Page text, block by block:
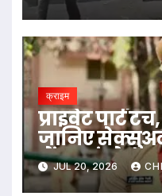
क्राइम
प्राइवेट पार्ट
जानिए
में बुरा फंसे उदय
JUL 20, 2026